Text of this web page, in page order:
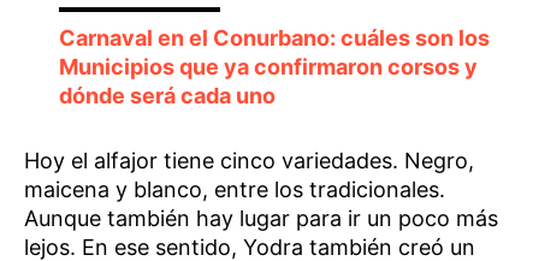
Carnaval en el Conurbano: cuáles son los
Municipios que ya confirmaron corsos y
dónde será cada uno
Hoy el alfajor tiene cinco variedades. Negro,
maicena y blanco, entre los tradicionales.
Aunque también hay lugar para ir un poco más
lejos. En ese sentido, Yodra también creó un